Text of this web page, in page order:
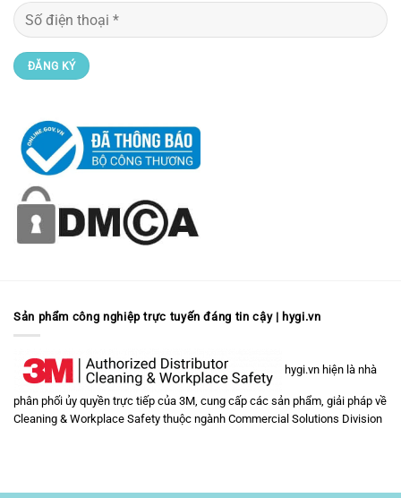
Sản phẩm công nghiệp trực tuyến đáng tin cậy | hygi.vn
hygi.vn hiện là nhà
phân phối ủy quyền trực tiếp của 3M, cung cấp các sản phẩm, giải pháp về
Cleaning & Workplace Safety thuộc ngành Commercial Solutions Division